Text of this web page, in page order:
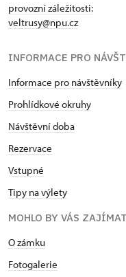
provozní záležitosti:
veltrusy@npu.cz
INFORMACE PRO
Informace pro návštěvníky
Prohlídkové okruhy
Návštěvní doba
Rezervace
Vstupné
Tipy na výlety
MOHLO BY VÁS ZAJÍMAT
O zámku
Fotogalerie